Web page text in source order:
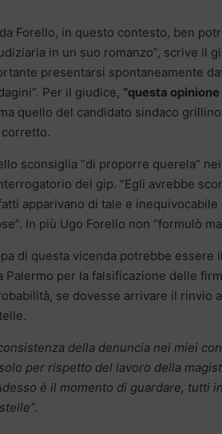
Forello, in questo contesto, ben
in un suo romanzo”, scrive il
presentarsi spontaneamente
Per il giudice, “questa
quello del candidato sindaco
sconsiglia “di proporre querela”
del gip. “Egli avrebbe
apparivano di tale e
In più Ugo Forello non “formulò
di questa vicenda potrebbe
Palermo per la falsificazione delle
se dovesse arrivare il
della denuncia nei miei
per rispetto del lavoro della
è il momento di guardare, tutti